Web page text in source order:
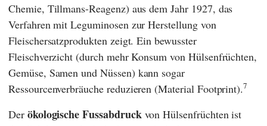
Chemie, Tillmans-Reagenz) aus dem Jahr 1927, das
Verfahren mit Leguminosen zur Herstellung von
Fleischersatzprodukten zeigt. Ein bewusster
Fleischverzicht (durch mehr Konsum von Hülsenfrüchten,
Gemüse, Samen und Nüssen) kann sogar
Ressourcenverbräuche reduzieren (Material Footprint).7
Der ökologische Fussabdruck von Hülsenfrüchten ist